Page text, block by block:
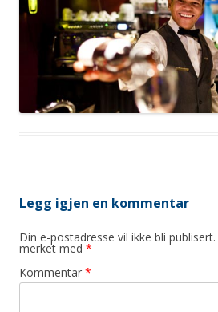
Legg igjen en kommentar
Din e-postadresse vil ikke bli publisert.
merket med *
Kommentar *